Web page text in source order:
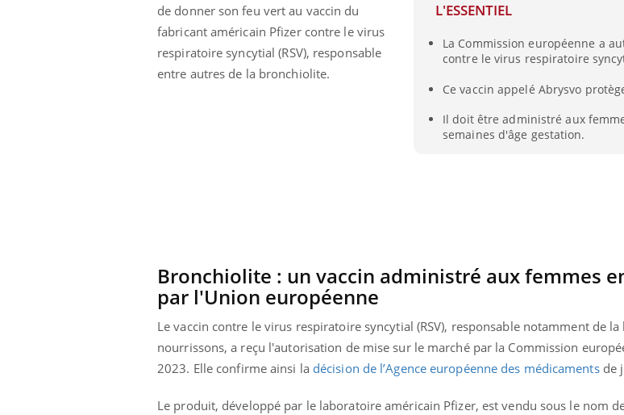
L'ESSENTIEL
La Commission européenne a
contre le virus respiratoire
Ce vaccin appelé Abrysvo
Il doit être administré aux
semaines d'âge gestation.
de donner son feu vert au vaccin du
fabricant américain Pfizer contre le virus
respiratoire syncytial (RSV), responsable
entre autres de la bronchiolite.
Bronchiolite : un vaccin administré aux femmes
par l'Union européenne
Le vaccin contre le virus respiratoire syncytial (RSV), responsable notamment de
nourrissons, a reçu l'autorisation de mise sur le marché par la Commission
2023. Elle confirme ainsi la décision de l’Agence européenne des médicamentsde
Le produit, développé par le laboratoire américain Pfizer, est vendu sous le nom
Il y a des sujets qui sont faciles à aborder...
d'autres non ! D'un côté, poser des
questions sur la maladie d'un proche c'est